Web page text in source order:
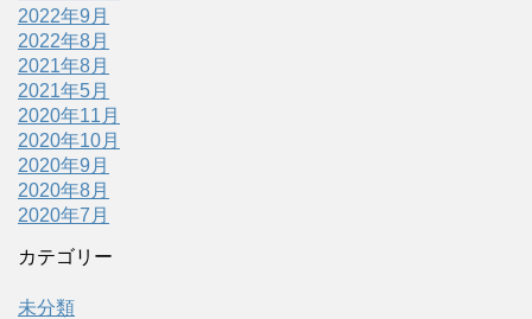
2022年9月
2022年8月
2021年8月
2021年5月
2020年11月
2020年10月
2020年9月
2020年8月
2020年7月
カテゴリー
未分類